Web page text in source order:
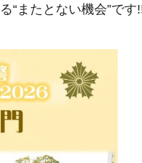
“またとない機会”です